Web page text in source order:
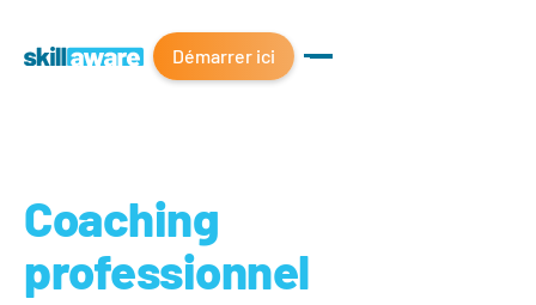
Démarrer ici
Coaching
professionnel